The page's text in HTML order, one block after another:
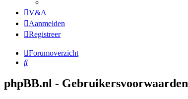
V&A
Aanmelden
Registreer
Forumoverzicht
Zoek
phpBB.nl - Gebruikersvoorwaarden